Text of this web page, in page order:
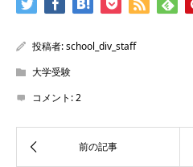
投稿者:school_div_staff
大学受験
コメント:2